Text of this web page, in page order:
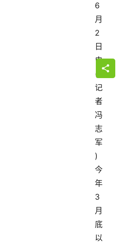
6
月
2
日
电
(
记
者
冯
志
军
)
今
年
3
月
底
以